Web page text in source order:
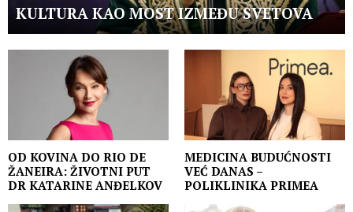
KULTURA KAO MOST IZMEĐU SVETOVA
OD KOVINA DO RIO DE
ŽANEIRA: ŽIVOTNI PUT
DR KATARINE ANĐELKOV
MEDICINA BUDUĆNOSTI
VEĆ DANAS –
POLIKLINIKA PRIMEA